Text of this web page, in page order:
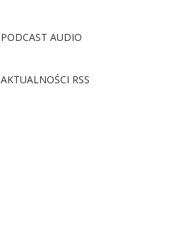
PODCAST AUDIO
AKTUALNOŚCI RSS